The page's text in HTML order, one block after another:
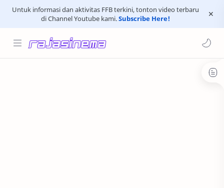
Untuk informasi dan aktivitas FFB terkini, tonton video terbaru
di Channel Youtube kami.Subscribe Here!